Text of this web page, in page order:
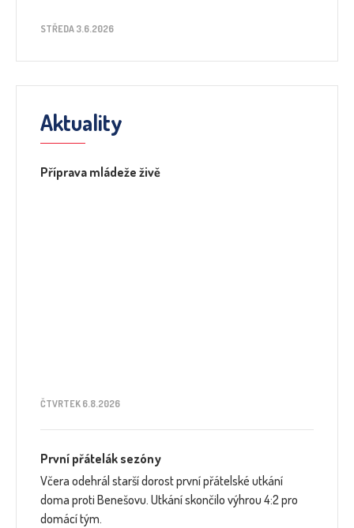
STŘEDA 3.6.2026
Aktuality
Příprava mládeže živě
ČTVRTEK 6.8.2026
První přátelák sezóny
Včera odehrál starší dorost první přátelské utkání
doma proti Benešovu. Utkání skončilo výhrou 4:2 pro
domácí tým.